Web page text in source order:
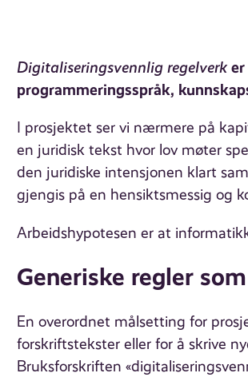
Digitaliseringsvennlig regelverk
programmeringsspråk,
I prosjektet ser vi nærmere på
en juridisk tekst hvor lov møter
den juridiske intensjonen klart
gjengis på en hensiktsmessig og
Arbeidshypotesen er at
Generiske regler
En overordnet målsetting for
forskriftstekster eller for å skrive
Bruksforskriften